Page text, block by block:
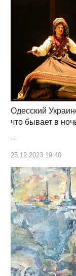
Одесский
что бывает в
25.12.2023 19:40